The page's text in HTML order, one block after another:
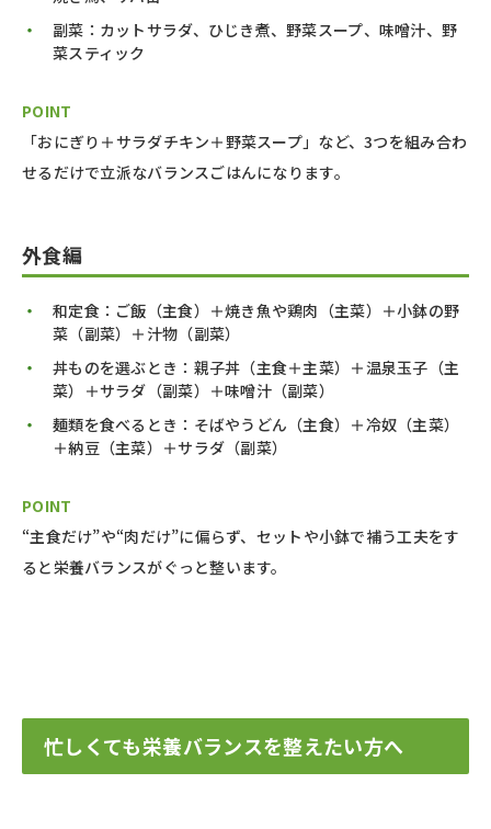
副菜：カットサラダ、ひじき煮、野菜スープ、味噌汁、野
菜スティック
POINT
「おにぎり＋サラダチキン＋野菜スープ」など、3つを組み合わ
せるだけで立派なバランスごはんになります。
外食編
和定食：ご飯（主食）＋焼き魚や鶏肉（主菜）＋小鉢の野
菜（副菜）＋汁物（副菜）
丼ものを選ぶとき：親子丼（主食＋主菜）＋温泉玉子（主
菜）＋サラダ（副菜）＋味噌汁（副菜）
麺類を食べるとき：そばやうどん（主食）＋冷奴（主菜）
＋納豆（主菜）＋サラダ（副菜）
POINT
“主食だけ”や“肉だけ”に偏らず、セットや小鉢で補う工夫をす
ると栄養バランスがぐっと整います。
忙しくても栄養バランスを整えたい方へ